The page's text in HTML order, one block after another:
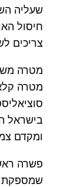
שעליה
חיסול
צריכים
מטרה
מטרה
בישראל
ומקדם
פשרה
שמספקת